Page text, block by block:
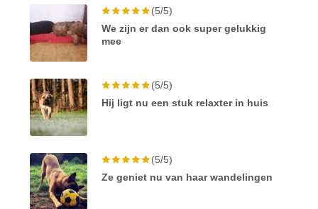
(5/5)
We zijn er dan ook super gelukkig
mee
(5/5)
Hij ligt nu een stuk relaxter in huis
(5/5)
Ze geniet nu van haar wandelingen